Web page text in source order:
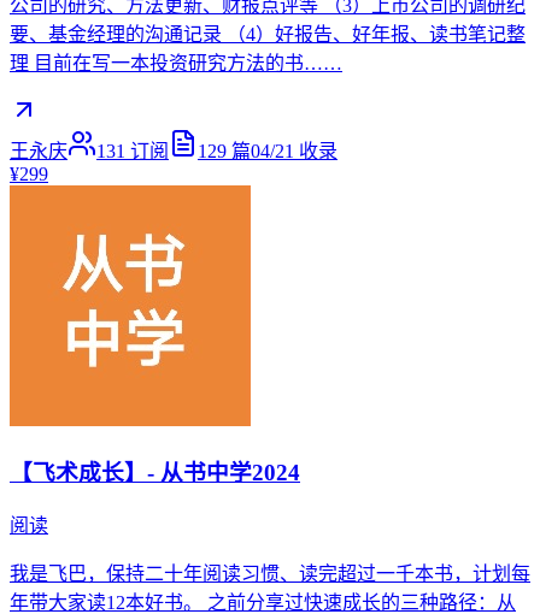
公司的研究、方法更新、财报点评等 （3）上市公司的调研纪
要、基金经理的沟通记录 （4）好报告、好年报、读书笔记整
理 目前在写一本投资研究方法的书……
王永庆 131 订阅 129 篇04/21 收录
¥299
【飞术成长】- 从书中学2024
阅读
我是飞巴，保持二十年阅读习惯、读完超过一千本书，计划每
年带大家读12本好书。 之前分享过快速成长的三种路径：从